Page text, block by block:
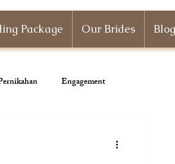
Package Our Brides Blog
Engagement